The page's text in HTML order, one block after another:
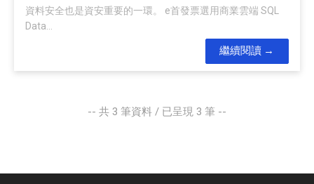
資料安全也是資安重要的一環。 e首發票選用商業雲端 SQL
Data...
繼續閱讀
-- 共 3 筆資料 / 已呈現 3 筆 --